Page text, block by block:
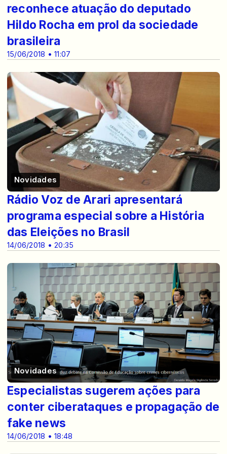
15/06/2018 • 11:07
reconhece atuação do deputado
Hildo Rocha em prol da sociedade
brasileira
Novidades
14/06/2018 • 20:35
Rádio Voz de Arari apresentará
programa especial sobre a História
das Eleições no Brasil
Novidades
14/06/2018 • 18:48
Especialistas sugerem ações para
conter ciberataques e propagação de
fake news